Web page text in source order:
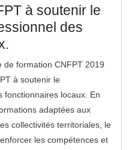
à soutenir le
des
de formation CNFPT 2019
à soutenir le
fonctionnaires locaux. En
adaptées aux
collectivités territoriales, le
les compétences et